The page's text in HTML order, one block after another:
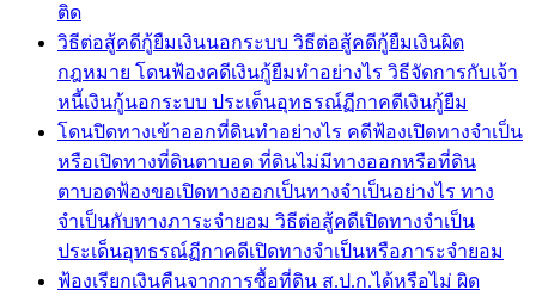
ติด
วิธีต่อสู้คดีกู้ยืมเงินนอกระบบ วิธีต่อสู้คดีกู้ยืมเงินผิด
กฎหมาย โดนฟ้องคดีเงินกู้ยืมทำอย่างไร วิธีจัดการกับเจ้า
หนี้เงินกู้นอกระบบ ประเด็นอุทธรณ์ฏีกาคดีเงินกู้ยืม
โดนปิดทางเข้าออกที่ดินทำอย่างไร คดีฟ้องเปิดทางจำเป็น
หรือเปิดทางที่ดินตาบอด ที่ดินไม่มีทางออกหรือที่ดิน
ตาบอดฟ้องขอเปิดทางออกเป็นทางจำเป็นอย่างไร ทาง
จำเป็นกับทางภาระจำยอม วิธีต่อสู้คดีเปิดทางจำเป็น
ประเด็นอุทธรณ์ฏีกาคดีเปิดทางจำเป็นหรือภาระจำยอม
ฟ้องเรียกเงินคืนจากการซื้อที่ดิน ส.ป.ก.ได้หรือไม่ ผิด